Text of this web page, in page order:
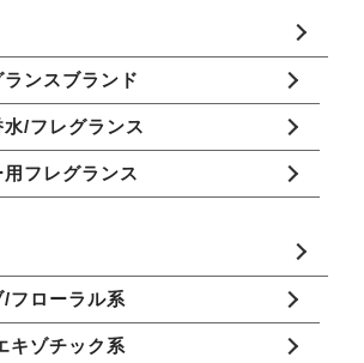
ランスブランド
水/フレグランス
フレグランス
/フローラル系
キゾチック系